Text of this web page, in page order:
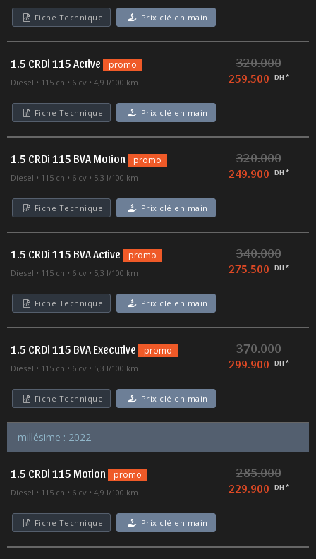
Fiche Technique Prix clé en main
1.5 CRDi 115 Active promo
Diesel 115 ch 6 cv 4,9 l/100 km
320.000
259.500 DH *
Fiche Technique Prix clé en main
1.5 CRDi 115 BVA Motion promo
Diesel 115 ch 6 cv 5,3 l/100 km
320.000
249.900 DH *
Fiche Technique Prix clé en main
1.5 CRDi 115 BVA Active promo
Diesel 115 ch 6 cv 5,3 l/100 km
340.000
275.500 DH *
Fiche Technique Prix clé en main
1.5 CRDi 115 BVA Executive promo
Diesel 115 ch 6 cv 5,3 l/100 km
370.000
299.900 DH *
Fiche Technique Prix clé en main
millésime : 2022
1.5 CRDi 115 Motion promo
Diesel 115 ch 6 cv 4,9 l/100 km
285.000
229.900 DH *
Fiche Technique Prix clé en main